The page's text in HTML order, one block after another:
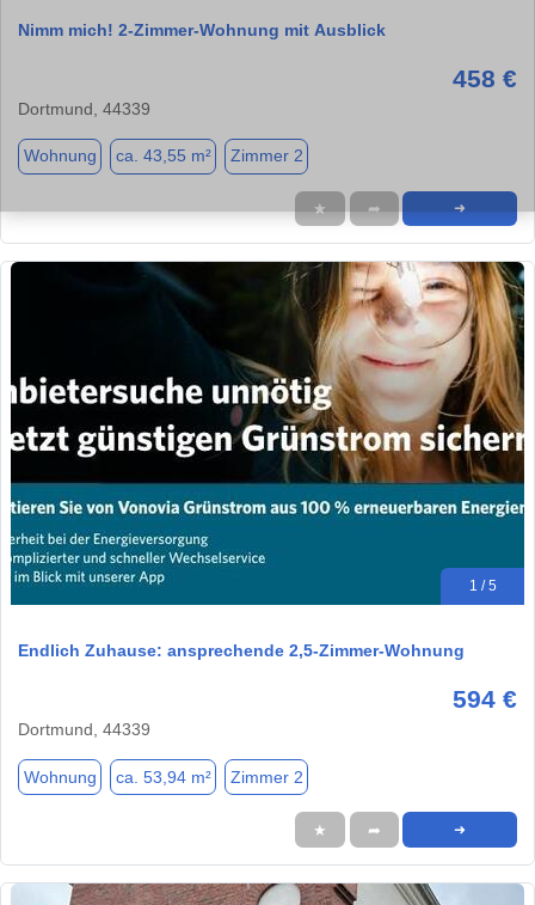
Nimm mich! 2-Zimmer-Wohnung mit Ausblick
458 €
Dortmund, 44339
Wohnung ca. 43,55 m² Zimmer 2
★ ➦ ➜
1 / 5
Endlich Zuhause: ansprechende 2,5-Zimmer-Wohnung
594 €
Dortmund, 44339
Wohnung ca. 53,94 m² Zimmer 2
★ ➦ ➜